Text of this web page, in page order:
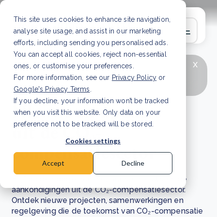
This site uses cookies to enhance site navigation,
analyse site usage, and assist in our marketing
efforts, including sending you personalised ads.
You can accept all cookies, reject non-essential
ones, or customise your preferences.
For more information, see our Privacy Policy or
Google's Privacy Terms
If you decline, your information won’t be tracked
when you visit this website. Only data on your
preference not to be tracked will be stored.
Cookies settings
Accept Decline
x
LAATSTE ARTIKEL
CSRD en uw positie als
leverancier: wat verandert er in 2026?Lees
artikel
Nieuws en updates
uit de CO₂-
compensatiesector
Blijf op de hoogte van het laatste nieuws en de
aankondigingen uit de CO₂-compensatiesector.
Ontdek nieuwe projecten, samenwerkingen en
regelgeving die de toekomst van CO₂-compensatie